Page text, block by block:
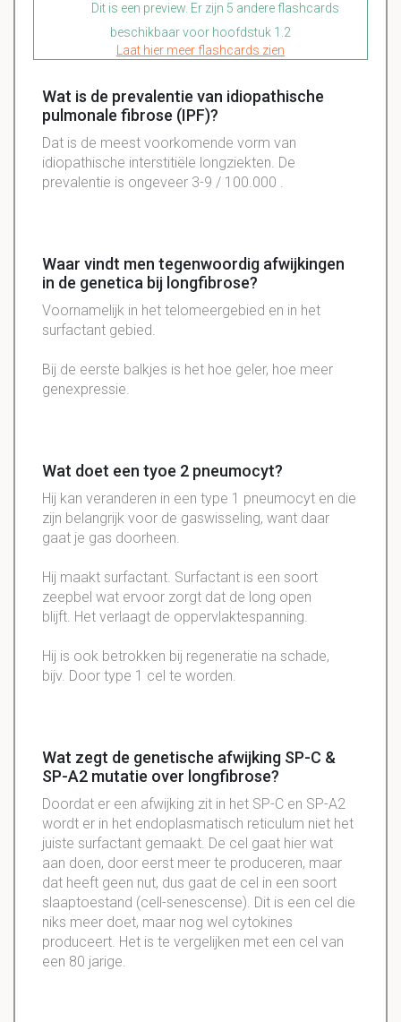
Dit is een preview. Er zijn 5 andere flashcards
beschikbaar voor hoofdstuk 1.2
Laat hier meer flashcards zien
Wat is de prevalentie van idiopathische
pulmonale fibrose (IPF)?
Dat is de meest voorkomende vorm van
idiopathische interstitiële longziekten. De
prevalentie is ongeveer 3-9 / 100.000 .
Waar vindt men tegenwoordig afwijkingen
in de genetica bij longfibrose?
Voornamelijk in het telomeergebied en in het
surfactant gebied.
Bij de eerste balkjes is het hoe geler, hoe meer
genexpressie.
Wat doet een tyoe 2 pneumocyt?
Hij kan veranderen in een type 1 pneumocyt en die
zijn belangrijk voor de gaswisseling, want daar
gaat je gas doorheen.
Hij maakt surfactant. Surfactant is een soort
zeepbel wat ervoor zorgt dat de long open
blijft. Het verlaagt de oppervlaktespanning.
Hij is ook betrokken bij regeneratie na schade,
bijv. Door type 1 cel te worden.
Wat zegt de genetische afwijking SP-C &
SP-A2 mutatie over longfibrose?
Doordat er een afwijking zit in het SP-C en SP-A2
wordt er in het endoplasmatisch reticulum niet het
juiste surfactant gemaakt. De cel gaat hier wat
aan doen, door eerst meer te produceren, maar
dat heeft geen nut, dus gaat de cel in een soort
slaaptoestand (cell-senescense). Dit is een cel die
niks meer doet, maar nog wel cytokines
produceert. Het is te vergelijken met een cel van
een 80 jarige.